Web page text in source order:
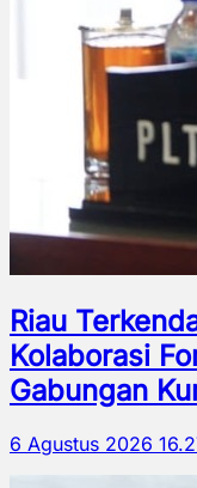
Riau
Kolaborasi
Gabungan
6 Agustus 2026